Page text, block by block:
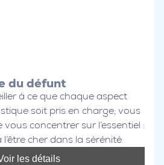
du défunt
à ce que chaque aspect
soit pris en charge, vous
concentrer sur l’essentiel :
cher dans la sérénité.
les détails